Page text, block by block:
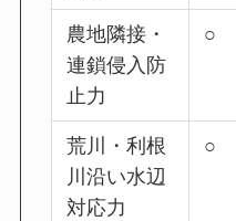
農地隣接・
連鎖侵入防
止力
○
荒川・利根
川沿い水辺
対応力
○